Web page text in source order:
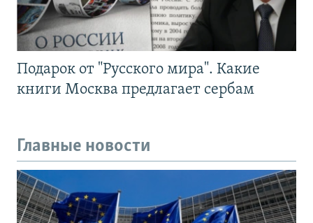
Подарок от "Русского мира". Какие
книги Москва предлагает сербам
Главные новости